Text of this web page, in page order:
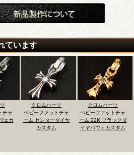
ています
ハーツ
ァットチャ
ターダイヤ
タム
クロムハーツ
ベビーファットチャ
ーム 22K ブラックダ
イヤパヴェカスタム
クロムハーツ
ベビーフローラ
ロスIDブレスレ
4コマ製作延